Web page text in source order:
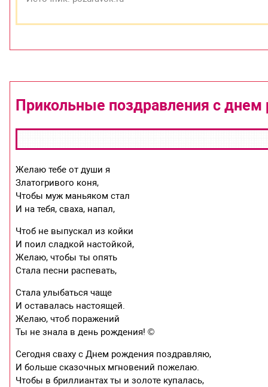
Прикольные поздравления с
Желаю тебе от души я
Златогривого коня,
Чтобы муж маньяком стал
И на тебя, сваха, напал,
Чтоб не выпускал из койки
И поил сладкой настойкой,
Желаю, чтобы ты опять
Стала песни распевать,
Стала улыбаться чаще
И оставалась настоящей.
Желаю, чтоб поражений
Ты не знала в день рождения! ©
Сегодня сваху с Днем рождения поздравляю,
И больше сказочных мгновений пожелаю.
Чтобы в бриллиантах ты и золоте купалась,